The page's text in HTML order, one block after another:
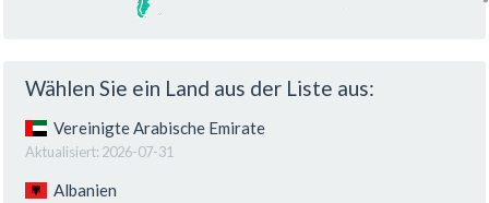
Wählen Sie ein Land aus der Liste aus:
Vereinigte Arabische Emirate
Aktualisiert: 2026-07-31
Albanien